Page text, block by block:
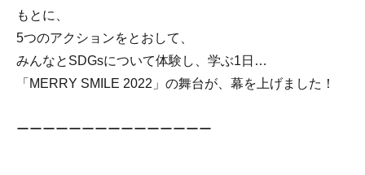
もとに、
5つのアクションをとおして、
みんなとSDGsについて体験し、学ぶ1日…
「MERRY SMILE 2022」の舞台が、幕を上げました！
ーーーーーーーーーーーーーーー